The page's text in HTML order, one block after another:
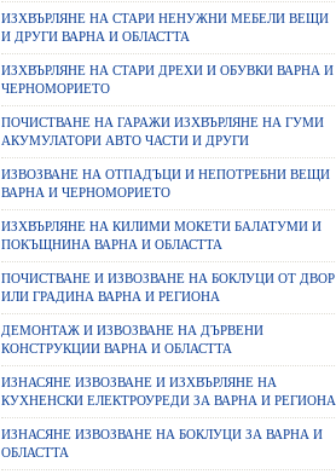
ИЗХВЪРЛЯНЕ НА СТАРИ НЕНУЖНИ МЕБЕЛИ ВЕЩИ
И ДРУГИ ВАРНА И ОБЛАСТТА
ИЗХВЪРЛЯНЕ НА СТАРИ ДРЕХИ И ОБУВКИ ВАРНА И
ЧЕРНОМОРИЕТО
ПОЧИСТВАНЕ НА ГАРАЖИ ИЗХВЪРЛЯНЕ НА ГУМИ
АКУМУЛАТОРИ АВТО ЧАСТИ И ДРУГИ
ИЗВОЗВАНЕ НА ОТПАДЪЦИ И НЕПОТРЕБНИ ВЕЩИ
ВАРНА И ЧЕРНОМОРИЕТО
ИЗХВЪРЛЯНЕ НА КИЛИМИ МОКЕТИ БАЛАТУМИ И
ПОКЪЩНИНА ВАРНА И ОБЛАСТТА
ПОЧИСТВАНЕ И ИЗВОЗВАНЕ НА БОКЛУЦИ ОТ ДВОР
ИЛИ ГРАДИНА ВАРНА И РЕГИОНА
ДЕМОНТАЖ И ИЗВОЗВАНЕ НА ДЪРВЕНИ
КОНСТРУКЦИИ ВАРНА И ОБЛАСТТА
ИЗНАСЯНЕ ИЗВОЗВАНЕ И ИЗХВЪРЛЯНЕ НА
КУХНЕНСКИ ЕЛЕКТРОУРЕДИ ЗА ВАРНА И РЕГИОНА
ИЗНАСЯНЕ ИЗВОЗВАНЕ НА БОКЛУЦИ ЗА ВАРНА И
ОБЛАСТТА